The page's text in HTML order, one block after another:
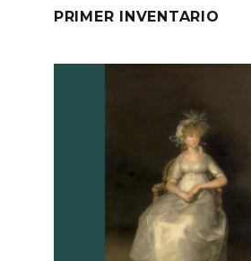
PRIMER INVENTARIO